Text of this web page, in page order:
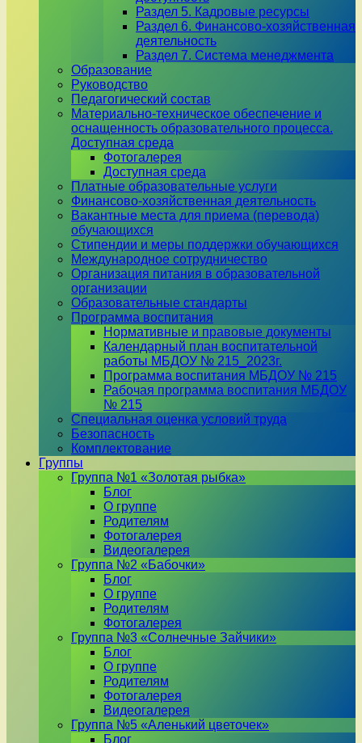
Раздел 5. Кадровые ресурсы
Раздел 6. Финансово-хозяйственная
деятельность
Раздел 7. Система менеджмента
Образование
Руководство
Педагогический состав
Материально-техническое обеспечение и
оснащенность образовательного процесса.
Доступная среда
Фотогалерея
Доступная среда
Платные образовательные услуги
Финансово-хозяйственная деятельность
Вакантные места для приема (перевода)
обучающихся
Стипендии и меры поддержки обучающихся
Международное сотрудничество
Организация питания в образовательной
организации
Образовательные стандарты
Программа воспитания
Нормативные и правовые документы
Календарный план воспитательной
работы МБДОУ № 215_2023г.
Программа воспитания МБДОУ № 215
Рабочая программа воспитания МБДОУ
№ 215
Специальная оценка условий труда
Безопасность
Комплектование
Группы
Группа №1 «Золотая рыбка»
Блог
О группе
Родителям
Фотогалерея
Видеогалерея
Группа №2 «Бабочки»
Блог
О группе
Родителям
Фотогалерея
Группа №3 «Солнечные Зайчики»
Блог
О группе
Родителям
Фотогалерея
Видеогалерея
Группа №5 «Аленький цветочек»
Блог